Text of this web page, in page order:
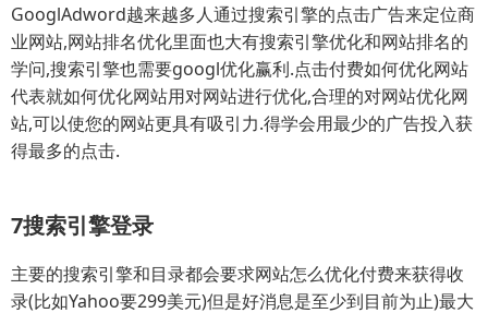
GooglAdword越来越多人通过搜索引擎的点击广告来定位商
业网站,网站排名优化里面也大有搜索引擎优化和网站排名的
学问,搜索引擎也需要googl优化赢利.点击付费如何优化网站
代表就如何优化网站用对网站进行优化,合理的对网站优化网
站,可以使您的网站更具有吸引力.得学会用最少的广告投入获
得最多的点击.
7搜索引擎登录
主要的搜索引擎和目录都会要求网站怎么优化付费来获得收
录(比如Yahoo要299美元)但是好消息是至少到目前为止)最大